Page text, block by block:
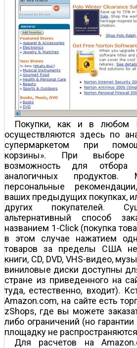
Покупки, как и в любом
осуществляются здесь по
супермаркетом при
корзины». При выборе
возможность для отбора
аналогичных продуктов.
персональные
ваших предыдущих покупках,
других покупателей.
альтернативный способ
названием 1-Click (покупка
в этом случае нажатием
товаров за пределы США не
книги, CD, DVD, VHS-видео,
виниловые диски доступны
стране из приведенного на
туда, естественно, входит).
Amazon.com, на сайте есть
zShops, где вы можете
либо ограничений (но
площадку не
Для расчетов на